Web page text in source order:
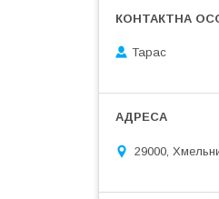
Тарас
29000,